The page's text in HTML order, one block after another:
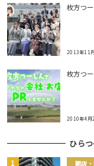
枚方つ
2013年11
枚方つ
2010年4月
ひら
開店